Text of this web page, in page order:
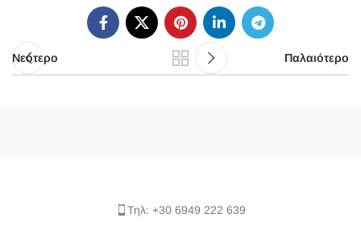
Νεότερο Παλαιότερο
Τηλ: +30 6949 222 639